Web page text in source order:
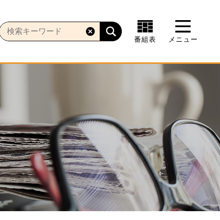
番組表 メニュー